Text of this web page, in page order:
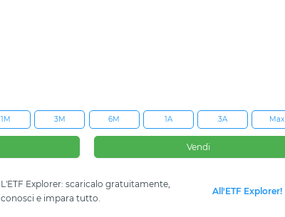
1M 3M 6M 1A 3A Max
Vendi
L'ETF Explorer: scaricalo gratuitamente,
conosci e impara tutto.
All'ETF Explorer!